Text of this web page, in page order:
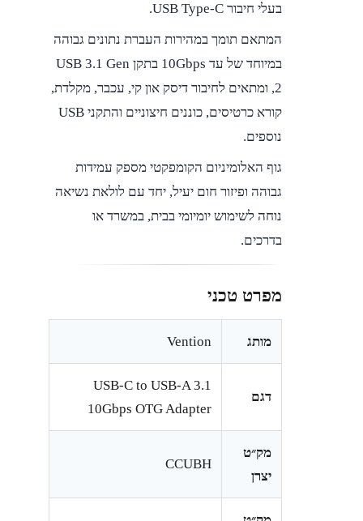
בעלי חיבור USB Type-C.
המתאם תומך במהירות העברת נתונים גבוהה
במיוחד של עד 10Gbps בתקן USB 3.1 Gen
2, ומתאים לחיבור דיסק און קי, עכבר, מקלדת,
קורא כרטיסים, כוננים חיצוניים והתקני USB
נוספים.
גוף האלומיניום הקומפקטי מספק עמידות
גבוהה ופיזור חום יעיל, יחד עם לולאת נשיאה
נוחה לשימוש יומיומי בבית, במשרד או
בדרכים.
מפרט טכני
מותג Vention
דגם
USB-C to USB-A 3.1
10Gbps OTG Adapter
מק״ט
יצרן
CCUBH